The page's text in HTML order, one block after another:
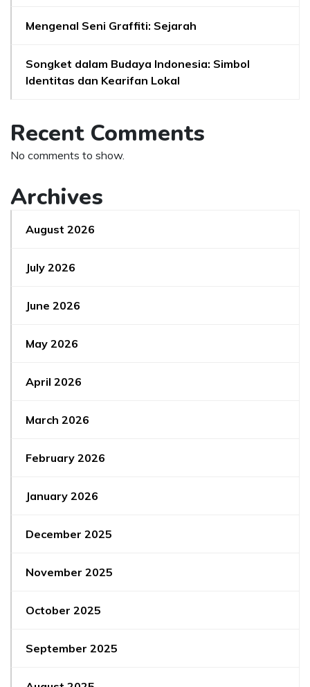
Mengenal Seni Graffiti: Sejarah
Songket dalam Budaya Indonesia: Simbol
Identitas dan Kearifan Lokal
Recent Comments
No comments to show.
Archives
August 2026
July 2026
June 2026
May 2026
April 2026
March 2026
February 2026
January 2026
December 2025
November 2025
October 2025
September 2025